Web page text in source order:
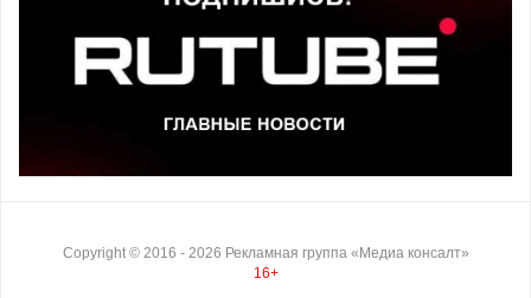
Copyright © 2016 - 2026 Рекламная группа «Медиа консалт»
16+